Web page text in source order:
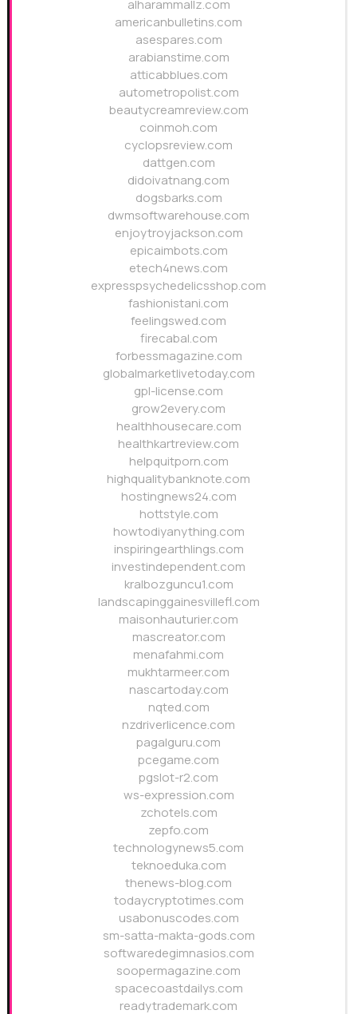
alharammallz.com
americanbulletins.com
asespares.com
arabianstime.com
atticabblues.com
autometropolist.com
beautycreamreview.com
coinmoh.com
cyclopsreview.com
dattgen.com
didoivatnang.com
dogsbarks.com
dwmsoftwarehouse.com
enjoytroyjackson.com
epicaimbots.com
etech4news.com
expresspsychedelicsshop.com
fashionistani.com
feelingswed.com
firecabal.com
forbessmagazine.com
globalmarketlivetoday.com
gpl-license.com
grow2every.com
healthhousecare.com
healthkartreview.com
helpquitporn.com
highqualitybanknote.com
hostingnews24.com
hottstyle.com
howtodiyanything.com
inspiringearthlings.com
investindependent.com
kralbozguncu1.com
landscapinggainesvillefl.com
maisonhauturier.com
mascreator.com
menafahmi.com
mukhtarmeer.com
nascartoday.com
nqted.com
nzdriverlicence.com
pagalguru.com
pcegame.com
pgslot-r2.com
ws-expression.com
zchotels.com
zepfo.com
technologynews5.com
teknoeduka.com
thenews-blog.com
todaycryptotimes.com
usabonuscodes.com
sm-satta-makta-gods.com
softwaredegimnasios.com
soopermagazine.com
spacecoastdailys.com
readytrademark.com